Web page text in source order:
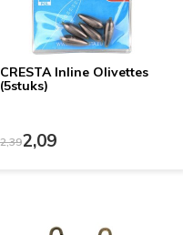
CRESTA Inline Olivettes
(5stuks)
2,392,09